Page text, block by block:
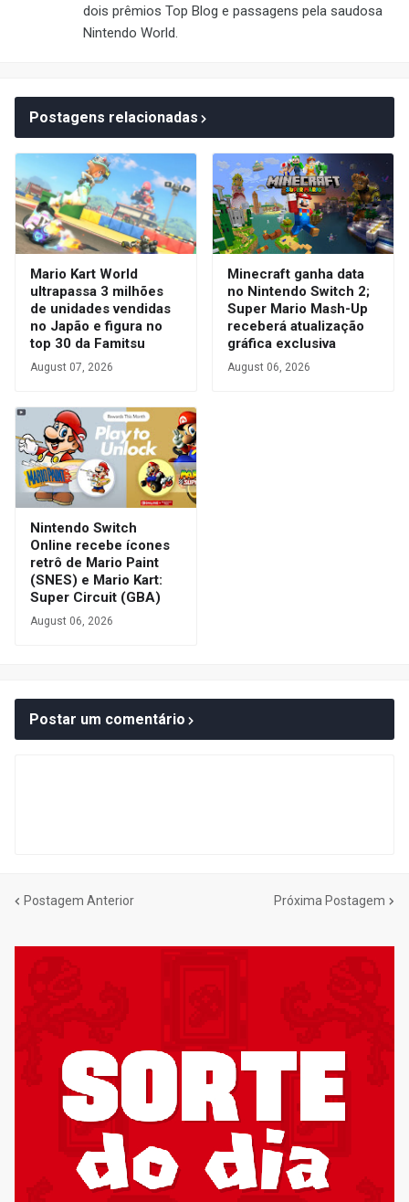
dois prêmios Top Blog e passagens pela saudosa
Nintendo World.
Postagens relacionadas
Mario Kart World
ultrapassa 3 milhões
de unidades vendidas
no Japão e figura no
top 30 da Famitsu
August 07, 2026
Minecraft ganha data
no Nintendo Switch 2;
Super Mario Mash-Up
receberá atualização
gráfica exclusiva
August 06, 2026
Nintendo Switch
Online recebe ícones
retrô de Mario Paint
(SNES) e Mario Kart:
Super Circuit (GBA)
August 06, 2026
Postar um comentário
Postagem Anterior Próxima Postagem